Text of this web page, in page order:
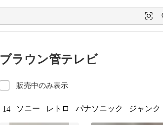
ブラウン管テレビ
販売中のみ表示
14 ソニー レトロ パナソニック ジャンク